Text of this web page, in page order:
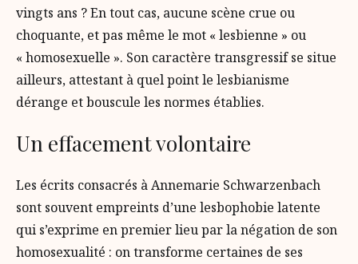
vingts ans ? En tout cas, aucune scène crue ou
choquante, et pas même le mot « lesbienne » ou
« homosexuelle ». Son caractère transgressif se situe
ailleurs, attestant à quel point le lesbianisme
dérange et bouscule les normes établies.
Un effacement volontaire
Les écrits consacrés à Annemarie Schwarzenbach
sont souvent empreints d’une lesbophobie latente
qui s’exprime en premier lieu par la négation de son
homosexualité : on transforme certaines de ses